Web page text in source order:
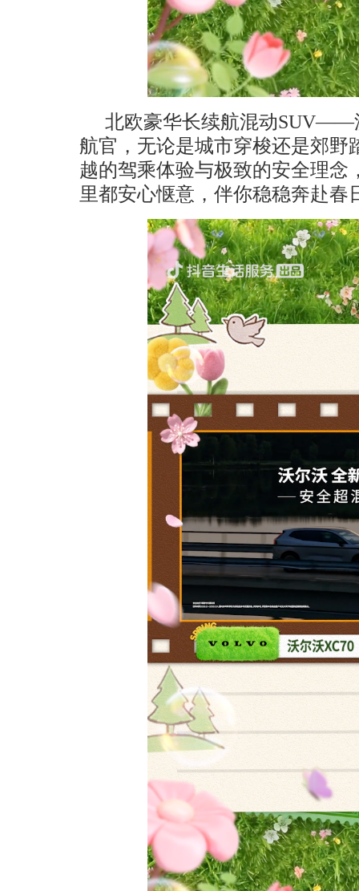
北欧豪华长续航混动SUV——
航官，无论是城市穿梭还是郊野
越的驾乘体验与极致的安全理念
里都安心惬意，伴你稳稳奔赴春